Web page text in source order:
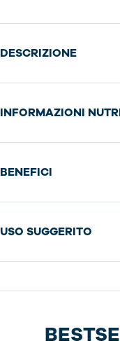
DESCRIZIONE
INFORMAZIONI
BENEFICI
USO SUGGERITO